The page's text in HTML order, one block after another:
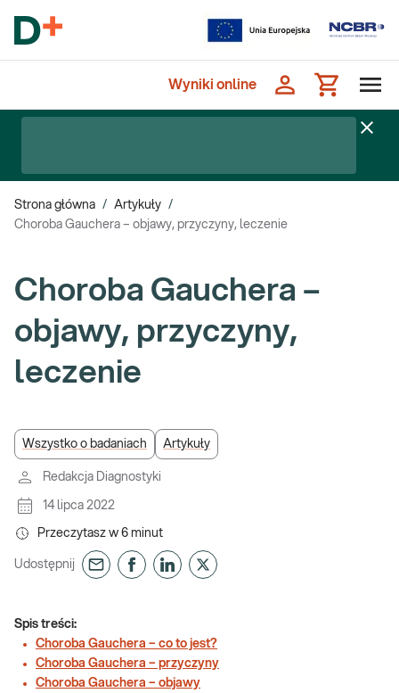
Wyniki online
Strona główna / Artykuły /
Choroba Gauchera – objawy, przyczyny, leczenie
Choroba Gauchera –
objawy, przyczyny,
leczenie
Wszystko o badaniach Artykuły
Redakcja Diagnostyki
14 lipca 2022
Przeczytasz w 6 minut
Udostępnij
Spis treści:
Choroba Gauchera – co to jest?
Choroba Gauchera – przyczyny
Choroba Gauchera – objawy